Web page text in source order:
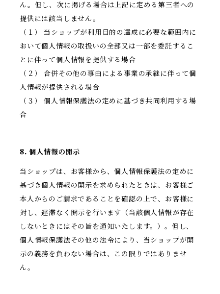
ん。但し、次に掲げる場合は上記に定める第三者への
提供には該当しません。
（１） 当ショップが利用目的の達成に必要な範囲内に
おいて個人情報の取扱いの全部又は一部を委託するこ
とに伴って個人情報を提供する場合
（２） 合併その他の事由による事業の承継に伴って個
人情報が提供される場合
（３） 個人情報保護法の定めに基づき共同利用する場
合
8. 個人情報の開示
当ショップは、お客様から、個人情報保護法の定めに
基づき個人情報の開示を求められたときは、お客様ご
本人からのご請求であることを確認の上で、お客様に
対し、遅滞なく開示を行います（当該個人情報が存在
しないときにはその旨を通知いたします。）。但し、
個人情報保護法その他の法令により、当ショップが開
示の義務を負わない場合は、この限りではありませ
ん。